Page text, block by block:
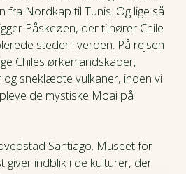
fra Nordkap til Tunis. Og lige så
Påskeøen, der tilhører Chile
steder i verden. På rejsen
Chiles ørkenlandskaber,
og sneklædte vulkaner, inden vi
de mystiske Moai på
Santiago. Museet for
indblik i de kulturer, der